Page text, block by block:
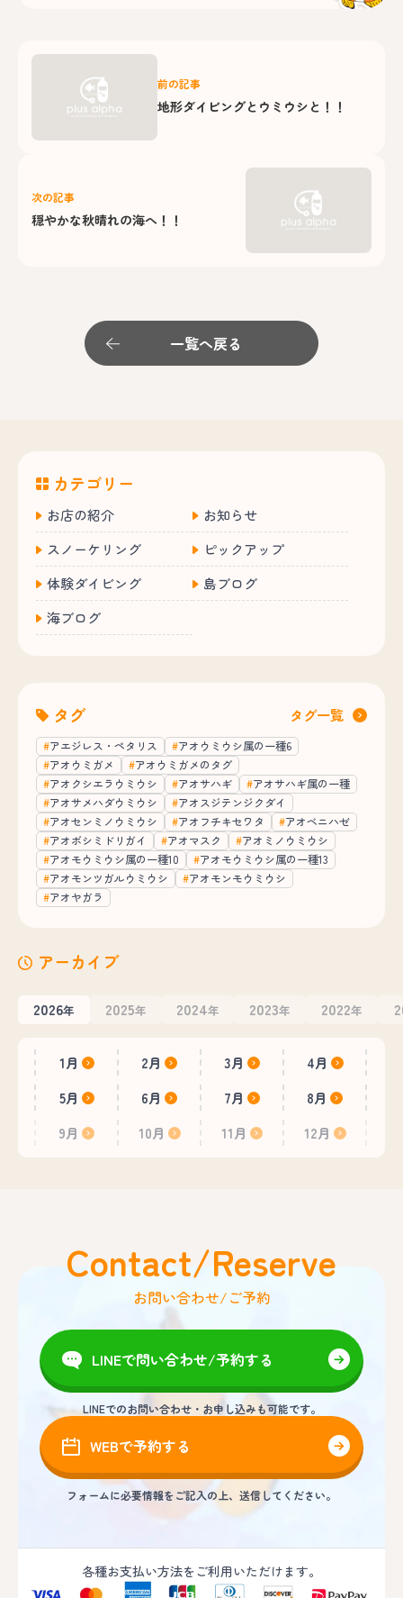
前の記事
地形ダイビングとウミウシと！！
次の記事
穏やかな秋晴れの海へ！！
一覧へ戻る
カテゴリー
お店の紹介
お知らせ
スノーケリング
ピックアップ
体験ダイビング
島ブログ
海ブログ
タグ タグ一覧
アエジレス・ペタリス
アオウミウシ属の一種6
アオウミガメ
アオウミガメのタグ
アオクシエラウミウシ
アオサハギ
アオサハギ属の一種
アオサメハダウミウシ
アオスジテンジクダイ
アオセンミノウミウシ
アオフチキセワタ
アオベニハゼ
アオボシミドリガイ
アオマスク
アオミノウミウシ
アオモウミウシ属の一種10
アオモウミウシ属の一種13
アオモンツガルウミウシ
アオモンモウミウシ
アオヤガラ
アーカイブ
2026年 2025年 2024年 2023年 2022年
1月 2月 3月
4月
5月
6月 7月
8月
9月
10月 11月 12月
Contact/Reserve
お問い合わせ/ご予約
LINEで問い合わせ/予約する
LINEでのお問い合わせ・お申し込みも可能です。
WEBで予約する
フォームに必要情報をご記入の上、送信してください。
各種お支払い方法をご利用いただけます。